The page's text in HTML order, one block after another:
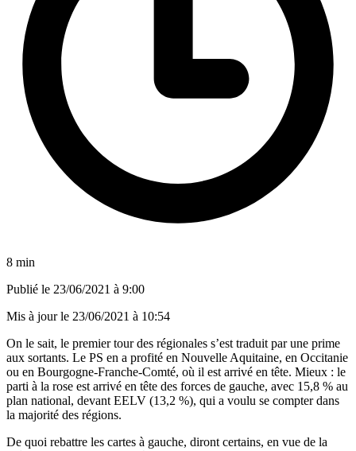
8 min
Publié le 23/06/2021 à 9:00
Mis à jour le 23/06/2021 à 10:54
On le sait, le premier tour des régionales s’est traduit par une prime
aux sortants. Le PS en a profité en Nouvelle Aquitaine, en Occitanie
ou en Bourgogne-Franche-Comté, où il est arrivé en tête. Mieux : le
parti à la rose est arrivé en tête des forces de gauche, avec 15,8 % au
plan national, devant EELV (13,2 %), qui a voulu se compter dans
la majorité des régions.
De quoi rebattre les cartes à gauche, diront certains, en vue de la